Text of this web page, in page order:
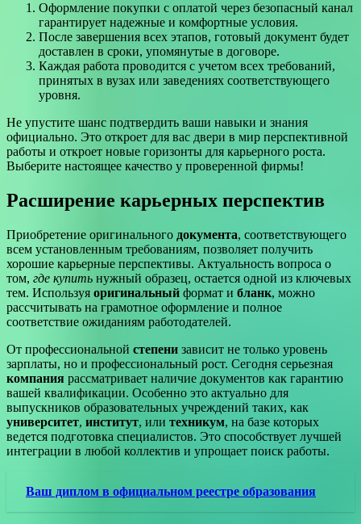
Оформление покупки с оплатой через безопасный канал
гарантирует надежные и комфортные условия.
После завершения всех этапов, готовый документ будет
доставлен в сроки, упомянутые в договоре.
Каждая работа проводится с учетом всех требований,
принятых в вузах или заведениях соответствующего
уровня.
Не упустите шанс подтвердить ваши навыки и знания
официально. Это откроет для вас двери в мир перспективной
работы и откроет новые горизонты для карьерного роста.
Выберите настоящее качество у проверенной фирмы!
Расширение карьерных перспектив
Приобретение оригинального документа, соответствующего
всем установленным требованиям, позволяет получить
хорошие карьерные перспективы. Актуальность вопроса о
том, где купить нужный образец, остается одной из ключевых
тем. Используя оригинальный формат и бланк, можно
рассчитывать на грамотное оформление и полное
соответствие ожиданиям работодателей.
От профессиональной степени зависит не только уровень
зарплаты, но и профессиональный рост. Сегодня серьезная
компания рассматривает наличие документов как гарантию
вашей квалификации. Особенно это актуально для
выпускников образовательных учреждений таких, как
университет, институт, или техникум, на базе которых
ведется подготовка специалистов. Это способствует лучшей
интеграции в любой коллектив и упрощает поиск работы.
Ваш диплом в официальном реестре образования